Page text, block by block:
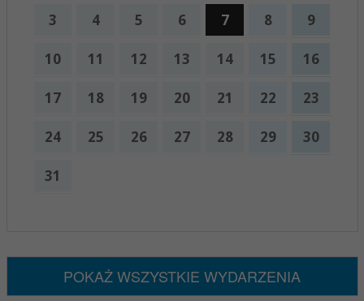
3 4 5 6 7 8 9
10 11 12 13 14 15 16
17 18 19 20 21 22 23
24 25 26 27 28 29 30
31
POKAŻ WSZYSTKIE WYDARZENIA